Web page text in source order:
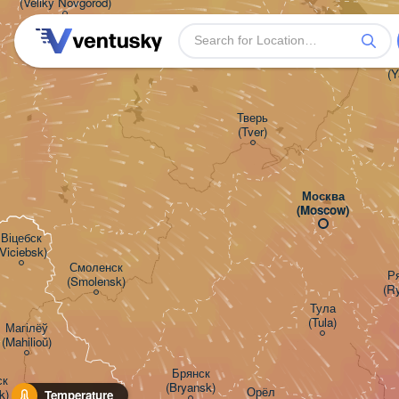
Temperature
Віцебск
Магілёў
(Mahilioŭ)
Смоленск
(Smolensk)
Тверь
(Tver)
Москва
(Moscow)
Тула
(Tula)
Брянск
(Bryansk)
Орёл